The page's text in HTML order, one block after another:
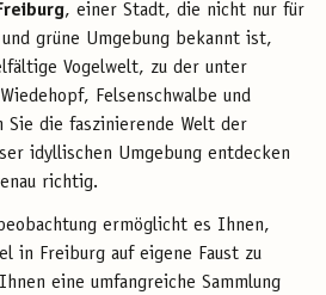
, einer Stadt, die nicht nur für
grüne Umgebung bekannt ist,
Vogelwelt, zu der unter
Felsenschwalbe und
Sie die faszinierende Welt der
idyllischen Umgebung entdecken
richtig.
ermöglicht es Ihnen,
in Freiburg auf eigene Faust zu
eine umfangreiche Sammlung